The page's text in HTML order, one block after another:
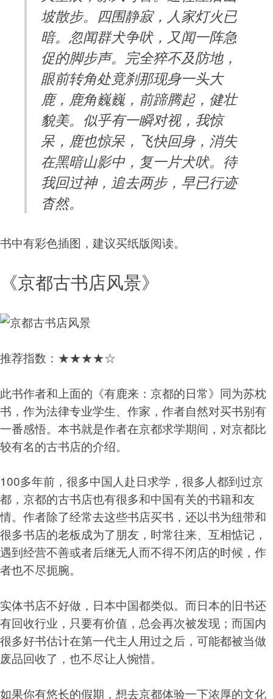
坡散步。四围静寂，人家灯火已
暗。忽闻群犬争吠，又闻一阵急
促的脚步声。完全猝不及防地，
眼前转角处竟刹那现身一头大
鹿，鹿角巍巍，前蹄腾起，健壮
貌美。似乎有一瞬对视，我惊
呆，鹿也惊呆，飞快回身，消失
在黑暗山影中，复一片犬吠。待
我回过神，追去两步，早已行迹
杳然。
书中有彩色插图，建议买纸版阅读。
《京都古书店风景》
推荐指数：★★★★☆
此书作者和上面的《有鹿来：京都的日常》同为苏枕
书，作为法律专业学生、作家，作者自然对买书别有
一番感悟。本书就是作者在京都求学期间，对京都比
较有名的古书店的介绍。
100多年前，很多中国人赴日求学，很多人都到过京
都，京都的古书店也有很多和中国有关的书籍和友
情。作者除了经常去这些书店买书，还以书为纽带和
很多书店的老板成为了朋友，时常往来、互相惦记，
遇到经营不善或者后继无人而不得不闭店的时候，作
者也不尽扼腕。
实体书店不好做，日本中国都类似。而日本的旧书还
有回收行业，只要有价值，总会再次被发现；而国内
很多好书估计在第一代主人用过之后，可能都被当做
废品回收了，也不尽让人惋惜。
如果你有悠长的假期，想去京都体验一下浓厚的文化